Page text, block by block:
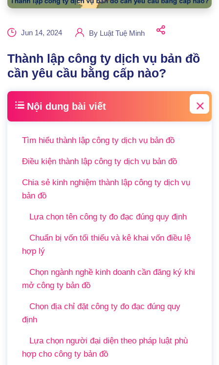
Jun 14, 2024 By Luật Tuệ Minh
Thành lập công ty dịch vụ bản đồ
cần yêu cầu bằng cấp nào?
Nội dung bài viết
Tìm hiểu thành lập công ty dịch vụ bản đồ
Điều kiện thành lập công ty dịch vụ bản đồ
Chia sẻ kinh nghiệm thành lập công ty dịch vụ
bản đồ
Lựa chọn tên công ty đo đạc đúng quy định
Chuẩn bị vốn tối thiểu và kê khai vốn điều lệ
hợp lý
Chọn ngành nghề kinh doanh cần đăng ký khi
mở công ty bản đồ
Chọn địa chỉ đặt công ty đo đạc đúng quy
định
Lựa chọn người đại diện theo pháp luật phù
hợp cho công ty bản đồ